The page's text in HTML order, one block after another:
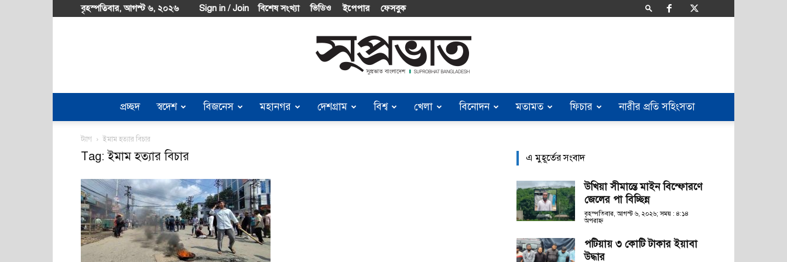
বৃহস্পতিবার, আগস্ট ৬, ২০২৬ Sign in / Join বিশেষ সংখ্যা ভিডিও ইপেপার ফেসবুক
Suprobhat
প্রচ্ছদ স্বদেশ বিজনেস মহানগর দেশগ্রাম বিশ্ব খেলা বিনোদন মতামত ফিচার নারীর প্রতি সহিংসতা
ট্যাগ ইমাম হত্যার বিচার
Tag: ইমাম হত্যার বিচার এ মুহূর্তের সংবাদ
উখিয়া সীমান্তে মাইন বিস্ফোরণে
জেলের পা বিচ্ছিন্ন
বৃহস্পতিবার, আগস্ট ৬, ২০২৬; সময় : ৪:১৪
অপরাহ্ণ
পটিয়ায় ৩ কোটি টাকার ইয়াবা
উদ্ধার